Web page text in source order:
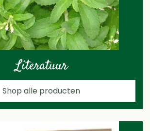
Literatuur
Shop alle producten